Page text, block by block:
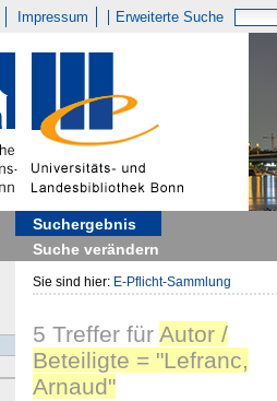
Impressum Erweiterte Suche
Suchergebnis
Suche verändern
Sie sind hier: E-Pflicht-Sammlung
5 Treffer für Autor /
Beteiligte = "Lefranc,
Arnaud"